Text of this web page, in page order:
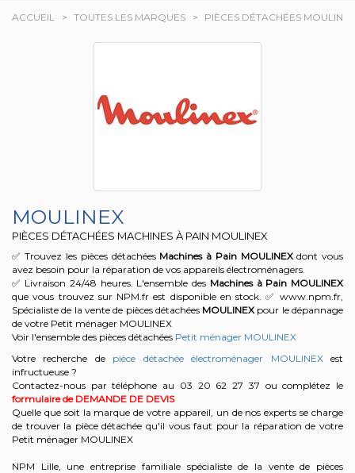
ACCUEIL TOUTES LES MARQUES PIÈCES DÉTACHÉES MOULINEX
MOULINEX
PIÈCES DÉTACHÉES MACHINES À PAIN MOULINEX
✅ Trouvez les pièces détachées Machines à Pain MOULINEXdont vous
avez besoin pour la réparation de vos appareils électroménagers.
✅ Livraison 24/48 heures. L'ensemble des Machines à Pain MOULINEX
que vous trouvez sur NPM.fr est disponible en stock. ✅ www.npm.fr,
Spécialiste de la vente de pièces détachées MOULINEXpour le dépannage
de votre Petit ménager MOULINEX
Voir l'ensemble des pièces détachées Petit ménager MOULINEX
Votre recherche de pièce détachée électroménager MOULINEXest
infructueuse ?
Contactez-nous par téléphone au 03 20 62 27 37 ou complétez le
formulaire de DEMANDE DE DEVIS
Quelle que soit la marque de votre appareil, un de nos experts se charge
de trouver la pièce détachée qu'il vous faut pour la réparation de votre
Petit ménager MOULINEX
NPM Lille, une entreprise familiale spécialiste de la vente de pièces